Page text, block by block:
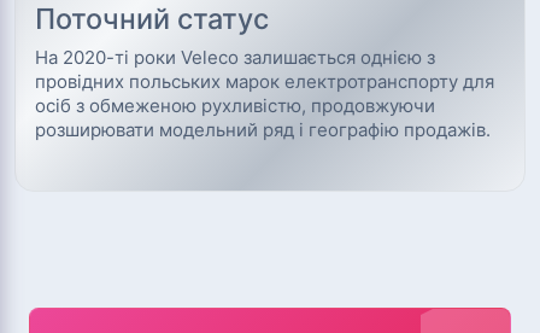
Поточний статус
На 2020-ті роки Veleco залишається однією з
провідних польських марок електротранспорту для
осіб з обмеженою рухливістю, продовжуючи
розширювати модельний ряд і географію продажів.